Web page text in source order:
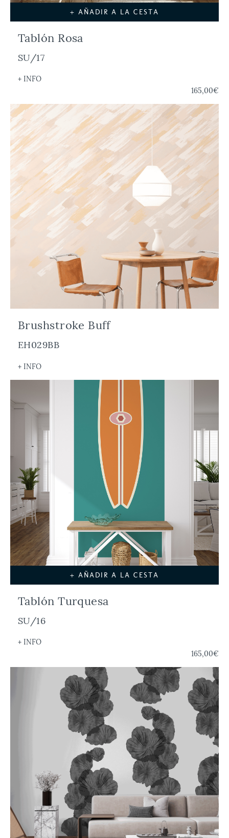
+ AÑADIR A LA CESTA
Tablón Rosa
SU/17
+ INFO
165,00€
Brushstroke Buff
EH029BB
+ INFO
+ AÑADIR A LA CESTA
Tablón Turquesa
SU/16
+ INFO
165,00€